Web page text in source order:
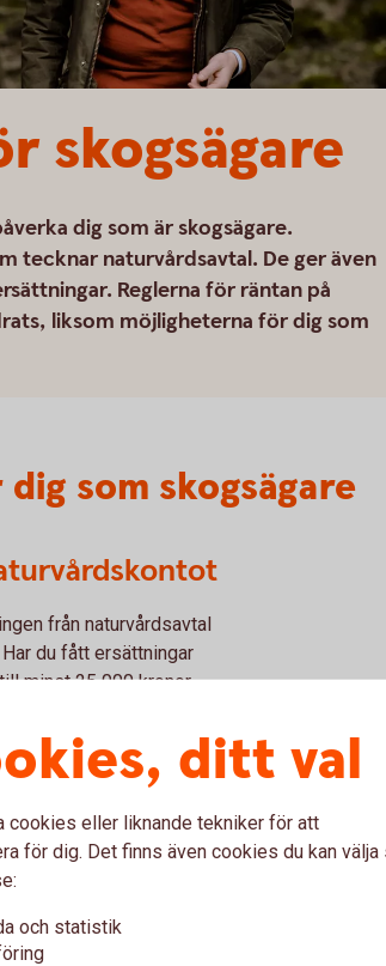
skogsägare
dig som är skogsägare.
tecknar naturvårdsavtal. De ger även
Reglerna för räntan på
liksom möjligheterna för dig som
som skogsägare
från naturvårdsavtal
du fått ersättningar
minst 25 000 kronor
avdrag för insättningen
öppnas
kan då göra avdrag
göras fyra
ditt val
cookies eller liknande tekniker för att
för dig. Det finns även cookies du kan välja
och statistik